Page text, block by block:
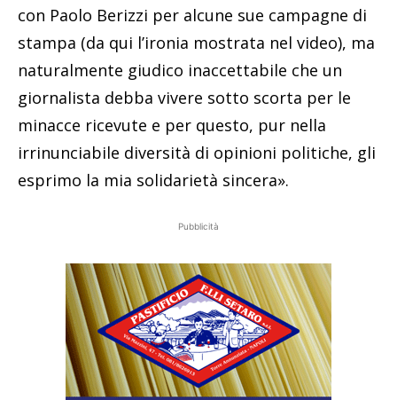
con Paolo Berizzi per alcune sue campagne di
stampa (da qui l’ironia mostrata nel video), ma
naturalmente giudico inaccettabile che un
giornalista debba vivere sotto scorta per le
minacce ricevute e per questo, pur nella
irrinunciabile diversità di opinioni politiche, gli
esprimo la mia solidarietà sincera».
Pubblicità